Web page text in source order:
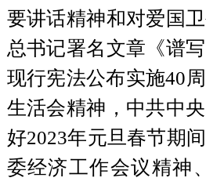
要讲话精神和对爱国
总书记署名文章《谱
现行宪法公布实施40
生活会精神，中共中
好2023年元旦春节期
委经济工作会议精神